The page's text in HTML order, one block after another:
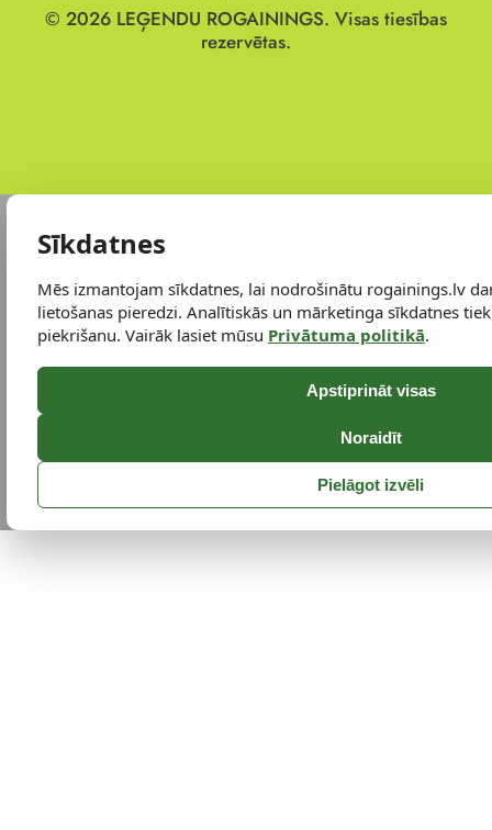
© 2026 LEĢENDU ROGAININGS. Visas tiesības
rezervētas.
Sīkdatnes
Mēs izmantojam sīkdatnes, lai nodrošinātu rogainings.lv
lietošanas pieredzi. Analītiskās un mārketinga sīkdatnes
piekrišanu. Vairāk lasiet mūsu Privātuma politikā.
Apstiprināt visas
Noraidīt
Pielāgot izvēli